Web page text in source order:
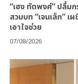
“เฮง ทัตพงศ์” ปลื้ม
สวมบท “เจนเล็ก”
เอาใจช่วย
07/08/2026